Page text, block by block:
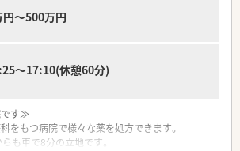
～500万円
～17:10(休憩60分)
す≫
をもつ病院で様々な薬を処方できます。
も車で8分の立地です。